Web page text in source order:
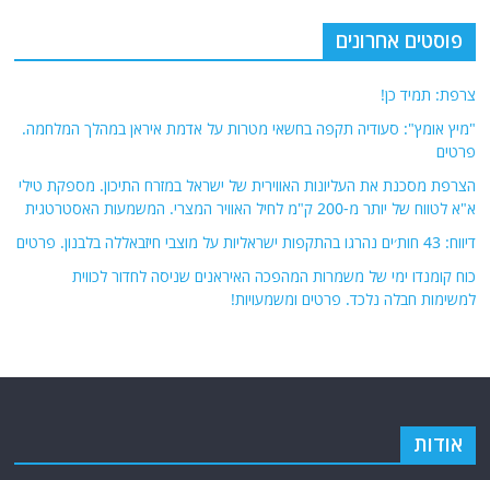
פוסטים אחרונים
צרפת: תמיד כן!
"מיץ אומץ": סעודיה תקפה בחשאי מטרות על אדמת איראן במהלך המלחמה.
פרטים
הצרפת מסכנת את העליונות האווירית של ישראל במזרח התיכון. מספקת טילי
א"א לטווח של יותר מ-200 ק"מ לחיל האוויר המצרי. המשמעות האסטרטגית
דיווח: 43 חות׳ים נהרגו בהתקפות ישראליות על מוצבי חיזבאללה בלבנון. פרטים
כוח קומנדו ימי של משמרות המהפכה האיראנים שניסה לחדור לכווית
למשימות חבלה נלכד. פרטים ומשמעויות!
אודות